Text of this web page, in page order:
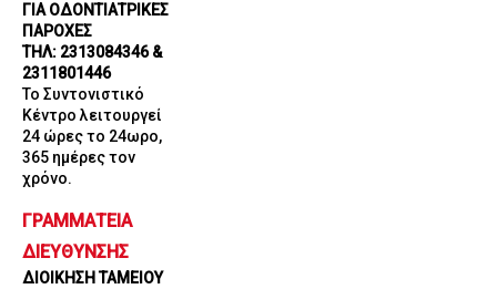
ΓΙΑ ΟΔΟΝΤΙΑΤΡΙΚΕΣ
ΠΑΡΟΧΕΣ
ΤΗΛ: 2313084346 &
2311801446
Το Συντονιστικό
Κέντρο λειτουργεί
24 ώρες το 24ωρο,
365 ημέρες τον
χρόνο.
ΓΡΑΜΜΑΤΕΙΑ
ΔΙΕΥΘΥΝΣΗΣ
ΔΙΟΙΚΗΣΗ ΤΑΜΕΙΟΥ